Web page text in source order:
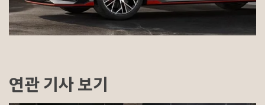
연관 기사 보기